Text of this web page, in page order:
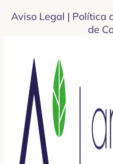
Aviso Legal | Política
de